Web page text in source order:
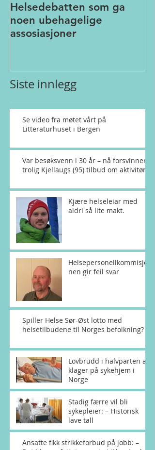
Helsedebatten som ga
noen ubehagelige
assosiasjoner
Siste innlegg
Se video fra møtet vårt på
Litteraturhuset i Bergen
Var besøksvenn i 30 år – nå forsvinner
trolig Kjellaugs (95) tilbud om aktivitør
Kjære helseleiar med
aldri så lite makt.
Helsepersonellkommisjo
nen gir feil svar
Spiller Helse Sør-Øst lotto med
helsetilbudene til Norges befolkning?
Lovbrudd i halvparten av
klager på sykehjem i
Norge
Stadig færre vil bli
sykepleier: – Historisk
lave tall
Ansatte fikk strikkeforbud på jobb: –